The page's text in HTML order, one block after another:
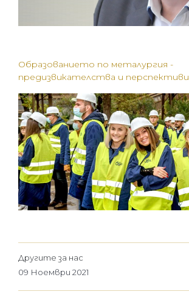
Образованието по металургия -
предизвикателства и перспективи
Другите за нас
09 Ноември 2021